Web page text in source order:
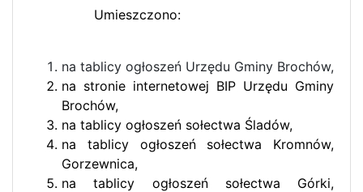
Umieszczono:
na tablicy ogłoszeń Urzędu Gminy Brochów,
na stronie internetowej BIP Urzędu Gminy
Brochów,
na tablicy ogłoszeń sołectwa Śladów,
na tablicy ogłoszeń sołectwa Kromnów,
Gorzewnica,
na tablicy ogłoszeń sołectwa Górki,